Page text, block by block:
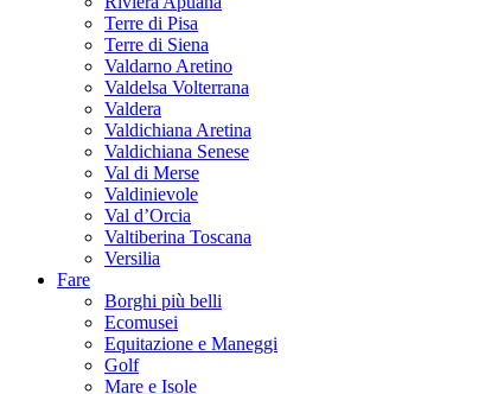
Terre di Pisa
Terre di Siena
Valdarno Aretino
Valdelsa Volterrana
Valdera
Valdichiana Aretina
Valdichiana Senese
Val di Merse
Valdinievole
Val d’Orcia
Valtiberina Toscana
Versilia
Fare
Borghi più belli
Ecomusei
Equitazione e Maneggi
Golf
Mare e Isole